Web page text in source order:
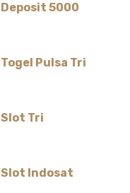
Deposit 5000
Togel Pulsa Tri
Slot Tri
Slot Indosat